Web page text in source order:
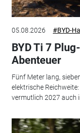
05.08.2026 #BYD-
BYD Ti 7
Abenteuer
Fünf Meter lang,
elektrische
vermutlich 2027 auch